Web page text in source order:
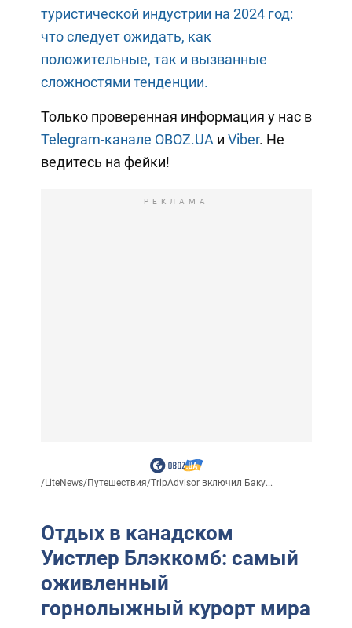
туристической индустрии на 2024 год:
что следует ожидать, как
положительные, так и вызванные
сложностями тенденции.
Только проверенная информация у нас в
Telegram-канале OBOZ.UA и Viber. Не
ведитесь на фейки!
РЕКЛАМА
/LiteNews/Путешествия/TripAdvisor включил Баку...
Отдых в канадском
Уистлер Блэккомб: самый
оживленный
горнолыжный курорт мира